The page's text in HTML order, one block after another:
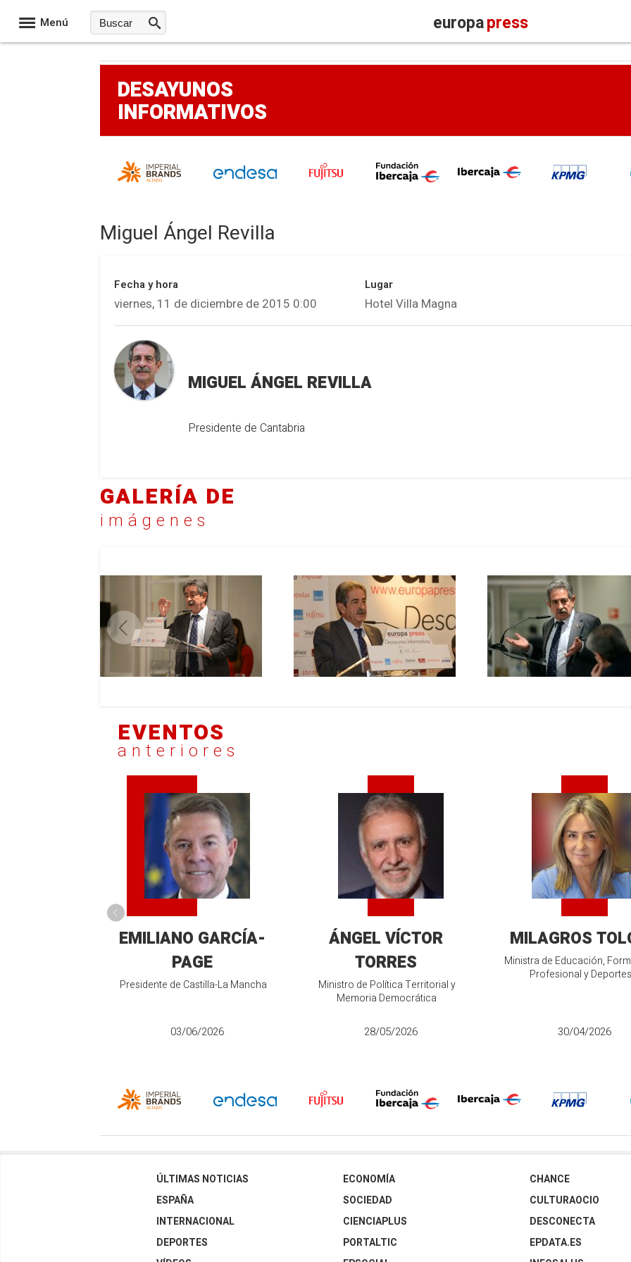
Menú europapress
DESAYUNOS
INFORMATIVOS
Miguel Ángel Revilla
Fecha y hora
viernes, 11 de diciembre de 2015 0:00
Lugar
Hotel Villa Magna
MIGUEL ÁNGEL REVILLA
Presidente de Cantabria
GALERÍA DE
imágenes
EVENTOS
anteriores
EMILIANO GARCÍA-
PAGE
Presidente de Castilla-La Mancha
03/06/2026
ÁNGEL VÍCTOR
TORRES
Ministro de Política Territorial y
Memoria Democrática
28/05/2026
MILAGROS
Ministra de Educación,
Profesional y Deportes
30/04/2026
ÚLTIMAS NOTICIAS
ESPAÑA
INTERNACIONAL
DEPORTES
ECONOMÍA
SOCIEDAD
CIENCIAPLUS
PORTALTIC
CHANCE
CULTURAOCIO
DESCONECTA
EPDATA.ES